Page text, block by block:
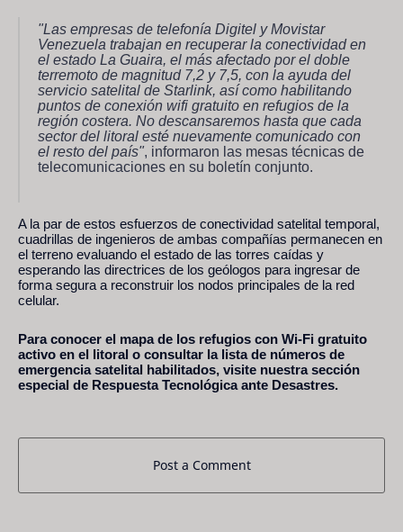
"Las empresas de telefonía Digitel y Movistar
Venezuela trabajan en recuperar la conectividad en
el estado La Guaira, el más afectado por el doble
terremoto de magnitud 7,2 y 7,5, con la ayuda del
servicio satelital de Starlink, así como habilitando
puntos de conexión wifi gratuito en refugios de la
región costera. No descansaremos hasta que cada
sector del litoral esté nuevamente comunicado con
el resto del país", informaron las mesas técnicas de
telecomunicaciones en su boletín conjunto.
A la par de estos esfuerzos de conectividad satelital temporal,
cuadrillas de ingenieros de ambas compañías permanecen en
el terreno evaluando el estado de las torres caídas y
esperando las directrices de los geólogos para ingresar de
forma segura a reconstruir los nodos principales de la red
celular.
Para conocer el mapa de los refugios con Wi-Fi gratuito
activo en el litoral o consultar la lista de números de
emergencia satelital habilitados, visite nuestra sección
especial de Respuesta Tecnológica ante Desastres.
Post a Comment